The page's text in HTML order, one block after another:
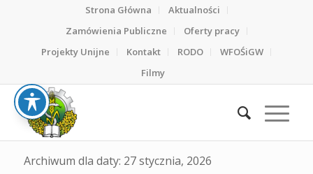
Strona Główna
Aktualności
Zamówienia Publiczne
Oferty pracy
Projekty Unijne
Kontakt RODO
WFOŚiGW
Filmy
Archiwum dla daty: 27 stycznia, 2026